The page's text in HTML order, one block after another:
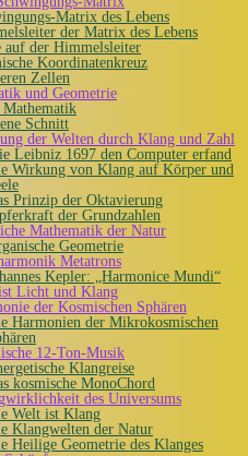
Matrix des Lebens
der Matrix des Lebens
auf der Himmelsleiter
Koordinatenkreuz
Zellen
und Geometrie
Schnitt
der Welten durch Klang und Zahl
Leibniz 1697 den Computer erfand
Wirkung von Klang auf Körper und
Prinzip der Oktavierung
der Grundzahlen
Mathematik der Natur
Geometrie
Metatrons
Kepler: „Harmonice Mundi“
Licht und Klang
der Kosmischen Sphären
Harmonien der Mikrokosmischen
12-Ton-Musik
Klangreise
kosmische MonoChord
des Universums
Welt ist Klang
Klangwelten der Natur
Heilige Geometrie des Klanges